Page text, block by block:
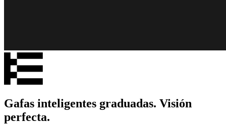
Gafas inteligentes graduadas. Visión
perfecta.